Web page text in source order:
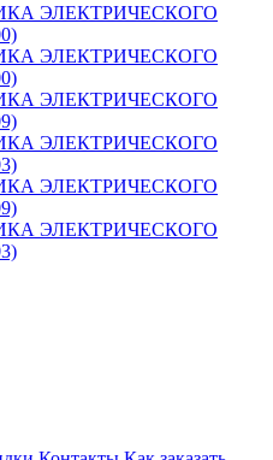
ЭЛЕКТРИЧЕСКОГО
ЭЛЕКТРИЧЕСКОГО
ЭЛЕКТРИЧЕСКОГО
ЭЛЕКТРИЧЕСКОГО
ЭЛЕКТРИЧЕСКОГО
ЭЛЕКТРИЧЕСКОГО